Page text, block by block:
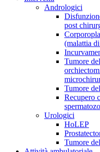
Andrologici
post
(malattia
Tumore
Tumore
Recupero
Urologici
HoLEP
Tumore